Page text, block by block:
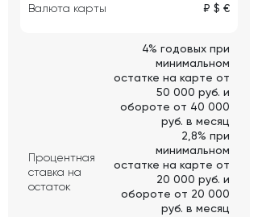
Валюта карты ₽ $ €
Процентная
ставка на
остаток
4% годовых при
минимальном
остатке на карте от
50 000 руб. и
обороте от 40 000
руб. в месяц
2,8% при
минимальном
остатке на карте от
20 000 руб. и
обороте от 20 000
руб. в месяц